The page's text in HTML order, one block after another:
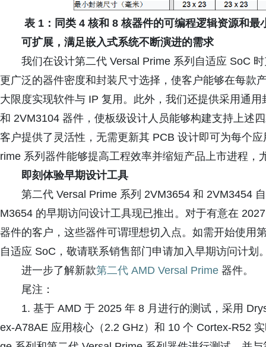
表 1：同类 4 核和 8 核器件的可编程逻辑资源和最
可扩展，满足嵌入式系统不断演进的需求
我们在设计第二代 Versal Prime 系列自适应 SoC
更广泛的器件密度和封装尺寸选择，使客户能够在每款
大限度实现软件与 IP 复用。此外，我们还提供采用通
和 2VM3104 器件，使板级设计人员能够构建支持上述
客户提供了灵活性，无需更新其 PCB 设计即可为每个
rime 系列器件能够提高工程效率并缩短产品上市进程，
即刻体验早期设计工具
第二代 Versal Prime 系列 2VM3654 和 2VM3454
M3654 的早期访问设计工具现已推出。对于有意在
器件的客户，这些器件可谓理想切入点。如需开始使用
自适应 SoC，敬请联系销售部门申请加入早期访问计划
进一步了解新款第二代 AMD Versal Prime 器件。
尾注：
1. 基于 AMD 于 2025 年 8 月进行的测试，采用
ex-A78AE 应用核心（2.2 GHz）和 10 个 Cortex-R52